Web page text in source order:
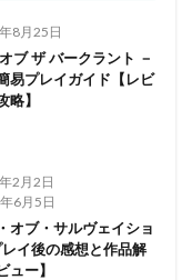
8月25日
ブ ザ バークラント －
易プレイガイド【レビ
略】
2月2日
6月5日
オブ・サルヴェイショ
レイ後の感想と作品解
ュー】